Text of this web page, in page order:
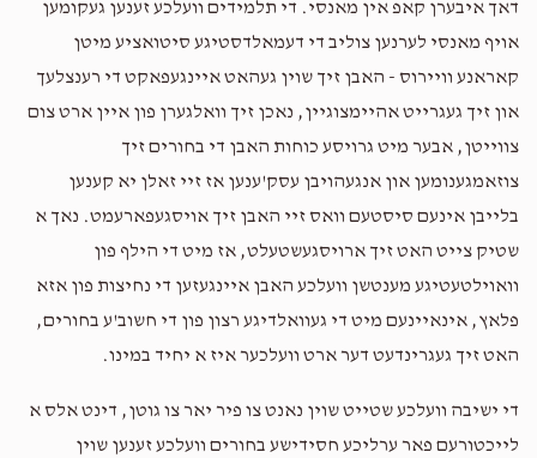
דאך איבערן קאפ אין מאנסי. די תלמידים וועלכע זענען געקומען
אויף מאנסי לערנען צוליב די דעמאלדסטיגע סיטואציע מיטן
קאראנע וויירוס - האבן זיך שוין געהאט איינגעפאקט די רענצלעך
און זיך געגרייט אהיימצוגיין, נאכן זיך וואלגערן פון איין ארט צום
צווייטן, אבער מיט גרויסע כוחות האבן די בחורים זיך
צוזאמגענומען און אנגעהויבן עסק'ענען אז זיי זאלן יא קענען
בלייבן אינעם סיסטעם וואס זיי האבן זיך אויסגעפארעמט. נאך א
שטיק צייט האט זיך ארויסגעשטעלט, אז מיט די הילף פון
וואוילטעטיגע מענטשן וועלכע האבן איינגעזען די נחיצות פון אזא
פלאץ, אינאיינעם מיט די געוואלדיגע רצון פון די חשוב'ע בחורים,
האט זיך געגרינדעט דער ארט וועלכער איז א יחיד במינו.
די ישיבה וועלכע שטייט שוין נאנט צו פיר יאר צו גוטן, דינט אלס א
לייכטורעם פאר ערליכע חסידישע בחורים וועלכע זענען שוין